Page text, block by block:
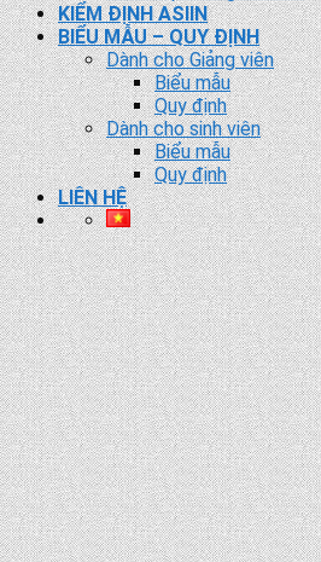
KIỂM ĐỊNH ASIIN
BIỂU MẪU – QUY ĐỊNH
Dành cho Giảng viên
Biểu mẫu
Quy định
Dành cho sinh viên
Biểu mẫu
Quy định
LIÊN HỆ